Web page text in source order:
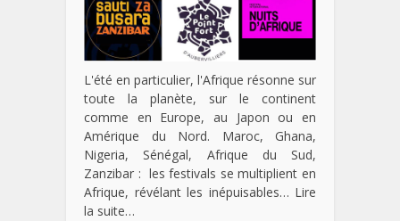
L'été en particulier, l'Afrique résonne sur
toute la planète, sur le continent
comme en Europe, au Japon ou en
Amérique du Nord. Maroc, Ghana,
Nigeria, Sénégal, Afrique du Sud,
Zanzibar : les festivals se multiplient en
Afrique, révélant les inépuisables… Lire
la suite…